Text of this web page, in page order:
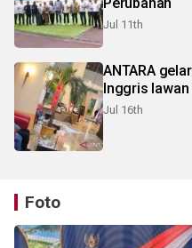
Perubahan
Jul 11th
ANTARA
Inggris
Jul 16th
Foto